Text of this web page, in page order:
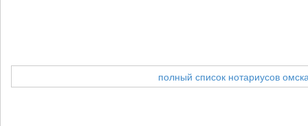
полный список нотариусов